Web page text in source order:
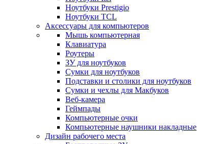
Ноутбуки Prestigio
Ноутбуки TCL
Аксессуары для компьютеров
Мышь компьютерная
Клавиатура
Роутеры
ЗУ для ноутбуков
Сумки для ноутбуков
Подставки и столики для ноутбуков
Сумки и чехлы для Макбуков
Веб-камера
Геймпады
Компьютерные очки
Компьютерные наушники накладные
Дизайн рабочего места